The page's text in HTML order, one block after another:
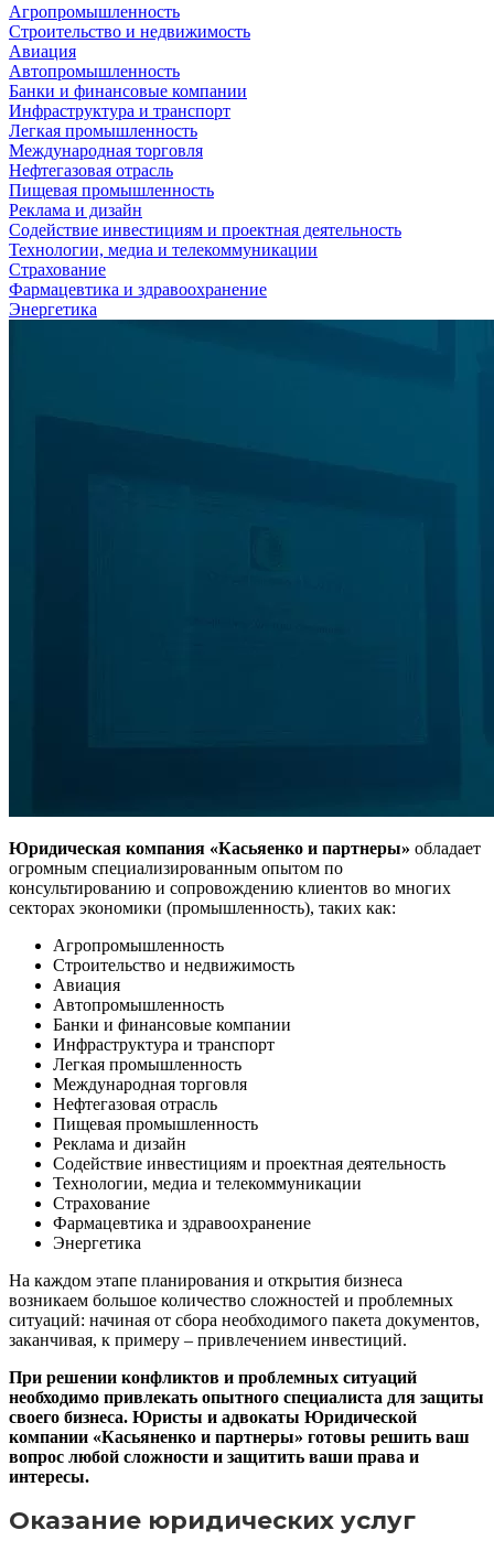
Агропромышленность
Строительство и недвижимость
Авиация
Автопромышленность
Банки и финансовые компании
Инфраструктура и транспорт
Легкая промышленность
Международная торговля
Нефтегазовая отрасль
Пищевая промышленность
Реклама и дизайн
Содействие инвестициям и проектная деятельность
Технологии, медиа и телекоммуникации
Страхование
Фармацевтика и здравоохранение
Энергетика
Юридическая компания «Касьяенко и партнеры» обладает
огромным специализированным опытом по
консультированию и сопровождению клиентов во многих
секторах экономики (промышленность), таких как:
Агропромышленность
Строительство и недвижимость
Авиация
Автопромышленность
Банки и финансовые компании
Инфраструктура и транспорт
Легкая промышленность
Международная торговля
Нефтегазовая отрасль
Пищевая промышленность
Реклама и дизайн
Содействие инвестициям и проектная деятельность
Технологии, медиа и телекоммуникации
Страхование
Фармацевтика и здравоохранение
Энергетика
На каждом этапе планирования и открытия бизнеса
возникаем большое количество сложностей и проблемных
ситуаций: начиная от сбора необходимого пакета документов,
заканчивая, к примеру – привлечением инвестиций.
При решении конфликтов и проблемных ситуаций
необходимо привлекать опытного специалиста для защиты
своего бизнеса. Юристы и адвокаты Юридической
компании «Касьяненко и партнеры» готовы решить ваш
вопрос любой сложности и защитить ваши права и
интересы.
Оказание юридических услуг